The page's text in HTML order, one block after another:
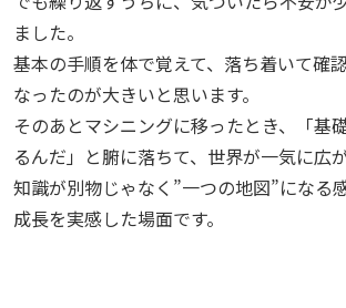
ました。
基本の手順を体で覚えて、落ち着いて確
なったのが大きいと思います。
そのあとマシニングに移ったとき、「基
るんだ」と腑に落ちて、世界が一気に広
知識が別物じゃなく”一つの地図”になる
成長を実感した場面です。